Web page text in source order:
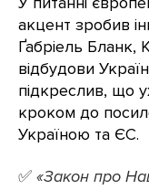
акцент зробив
Ґабріель Бланк,
відбудови
підкреслив, що
кроком до
Україною та ЄС.
✅ «Закон про